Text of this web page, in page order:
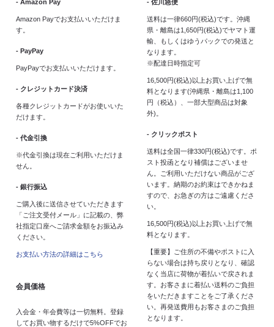
- Amazon Pay
Amazon Payでお支払いいただけま
す。
- PayPay
PayPayでお支払いいただけます。
- クレジットカード決済
各種クレジットカードがお使いいた
だけます。
- 代金引換
※代金引換は現在ご利用いただけま
せん。
- 銀行振込
ご購入後に送信させていただきます
「ご注文受付メール」に記載の、弊
社指定口座へご請求金額をお振込み
ください。
お支払い方法の詳細はこちら
会員価格
入会金・年会費等は一切無料。登録
してお買い物するだけで5%OFFでお
- 佐川急便
送料は一律660円(税込)です。沖縄
県・離島は1,650円(税込)でヤマト運
輸、もしくはゆうパックでの発送と
なります。
※配達日時指定可
16,500円(税込)以上お買い上げで無
料となります(沖縄県・離島は1,100
円（税込）、一部大型商品は対象
外)。
- クリックポスト
送料は全国一律330円(税込)です。ポ
スト投函となり補償はございませ
ん。ご利用いただけない商品がござ
います。納期のお約束はできかねま
すので、お急ぎの方はご遠慮くださ
い。
16,500円(税込)以上お買い上げで無
料となります。
【重要】ご住所の不備やポストに入
らない場合は持ち戻りとなり、確認
なく当店に荷物が着払いで戻されま
す。お客さまに着払い送料のご負担
をいただきますことをご了承くださ
い。再発送費用もお客さまのご負担
となります。